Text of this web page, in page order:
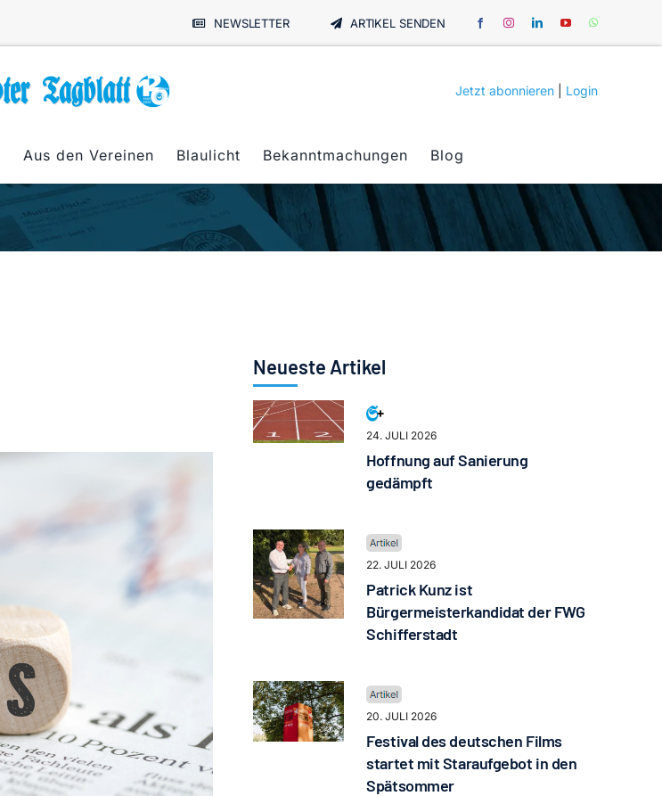
NEWSLETTER ARTIKEL SENDEN
Jetzt abonnieren Login
Aus den Vereinen Blaulicht Bekanntmachungen Blog
Neueste Artikel
24. JULI 2026
Hoffnung auf Sanierung
gedämpft
22. JULI 2026
Patrick Kunz ist
Bürgermeisterkandidat der FWG
Schifferstadt
20. JULI 2026
Festival des deutschen Films
startet mit Staraufgebot in den
Spätsommer